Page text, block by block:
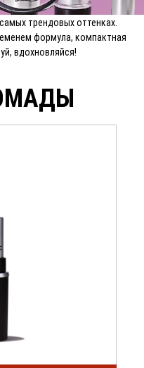
трендовых оттенках.
формула, компактная
вдохновляйся!